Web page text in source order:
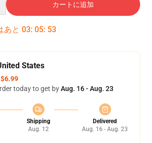
カートに追加
あと 03: 05: 53
States
$6.99
today to get byAug. 16 - Aug. 23
Shipping
Aug. 12
Delivered
Aug. 16 - Aug. 23